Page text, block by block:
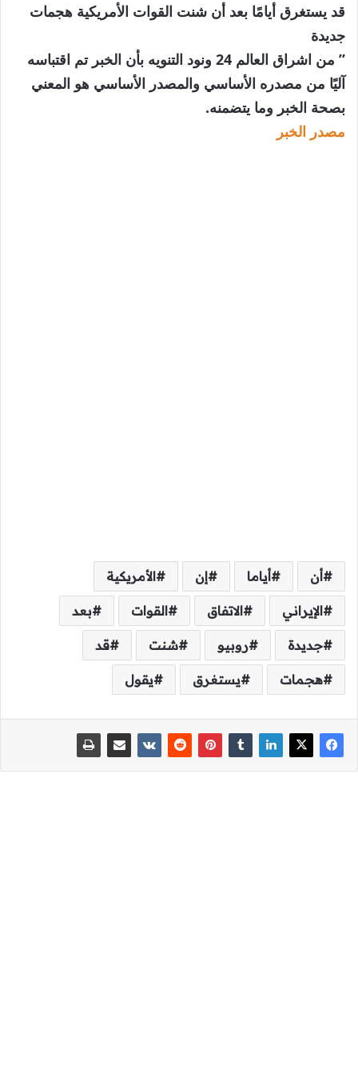
قد يستغرق أيامًا بعد أن شنت القوات الأمريكية هجمات
جديدة
” من اشراق العالم 24 ونود التنويه بأن الخبر تم اقتباسه
آليًا من مصدره الأساسي والمصدر الأساسي هو المعني
بصحة الخبر وما يتضمنه.
مصدر الخبر
أن أياما إن الأمريكية
الإيراني الاتفاق القوات بعد
جديدة روبيو شنت قد
هجمات يستغرق يقول